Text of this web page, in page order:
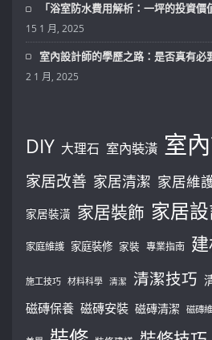
「浴室防水費用解析：一坪的投資價
15 1 月, 2025
室內設計師的學歷之路：是否真有必
2 1 月, 2025
DIY 大理石 室內裝潢 室
家居改善 家居清潔 家居維
家居裝潢 家居裝飾 家居
家庭維護 家庭裝修 家裝 專業指南
施工技巧 材料科學 清潔 清潔技巧
磁磚保養 磁磚安裝 磁磚清潔 磁磚